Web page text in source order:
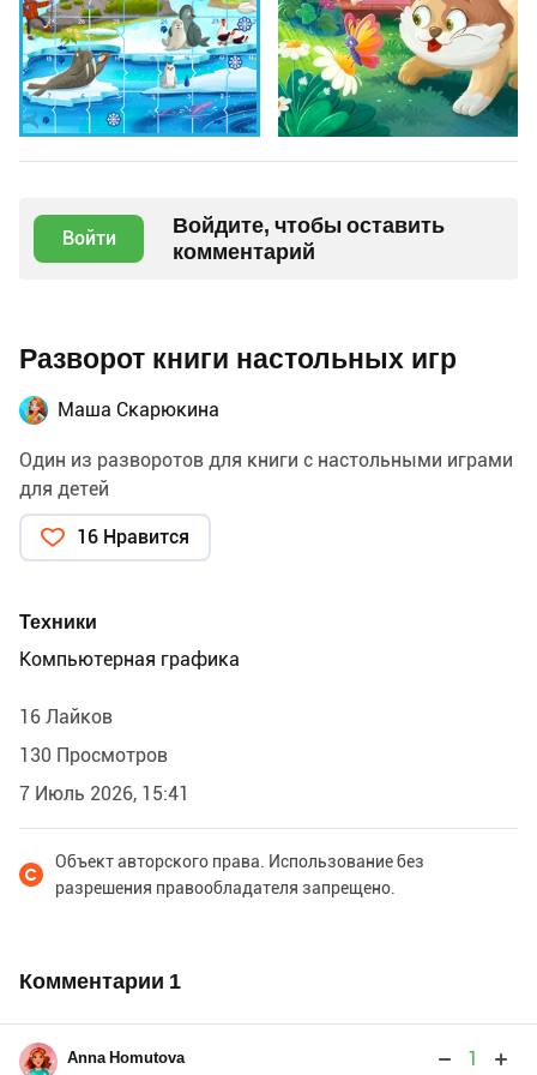
Войти
Войдите, чтобы оставить
комментарий
Разворот книги настольных игр
Маша Скарюкина
Один из разворотов для книги с настольными играми
для детей
16 Нравится
Техники
Компьютерная графика
16 Лайков
130 Просмотров
7 Июль 2026, 15:41
Объект авторского права. Использование без
разрешения правообладателя запрещено.
Комментарии 1
Anna Homutova 1